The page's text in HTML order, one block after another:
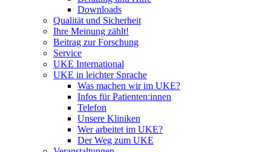
Downloads
Qualität und Sicherheit
Ihre Meinung zählt!
Beitrag zur Forschung
Service
UKE International
UKE in leichter Sprache
Was machen wir im UKE?
Infos für Patienten:innen
Telefon
Unsere Kliniken
Wer arbeitet im UKE?
Der Weg zum UKE